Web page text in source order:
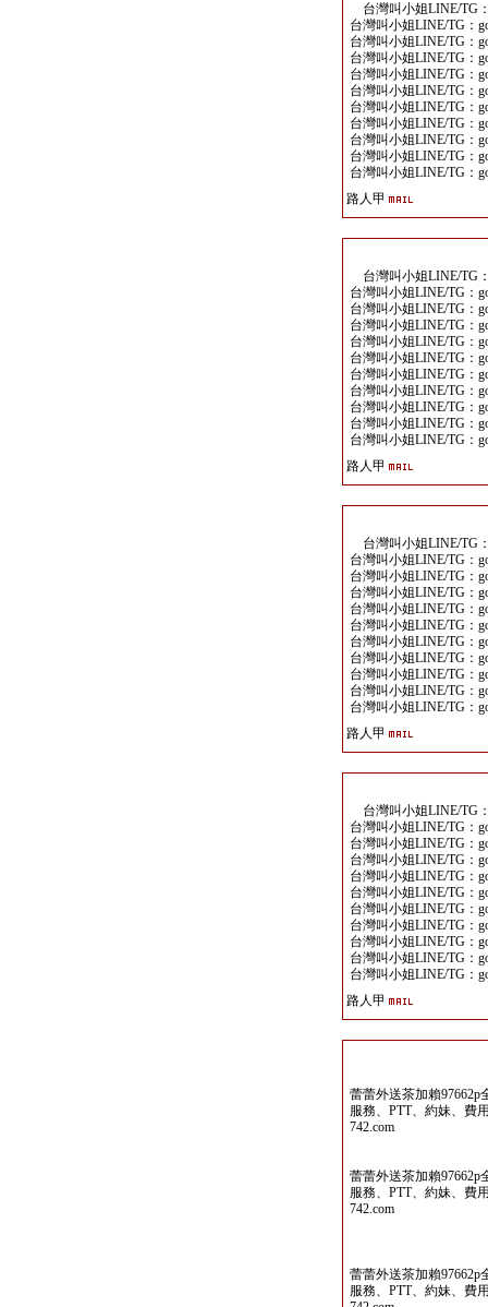
台灣叫小姐LINE/TG
台灣叫小姐LINE/TG：
台灣叫小姐LINE/TG：
台灣叫小姐LINE/TG：
台灣叫小姐LINE/TG：
台灣叫小姐LINE/TG：
台灣叫小姐LINE/TG：
台灣叫小姐LINE/TG：
台灣叫小姐LINE/TG：
台灣叫小姐LINE/TG：
台灣叫小姐LINE/TG：
路人甲
台灣叫小姐LINE/TG
台灣叫小姐LINE/TG：
台灣叫小姐LINE/TG：
台灣叫小姐LINE/TG：
台灣叫小姐LINE/TG：
台灣叫小姐LINE/TG：
台灣叫小姐LINE/TG：
台灣叫小姐LINE/TG：
台灣叫小姐LINE/TG：
台灣叫小姐LINE/TG：
台灣叫小姐LINE/TG：
路人甲
台灣叫小姐LINE/TG
台灣叫小姐LINE/TG：
台灣叫小姐LINE/TG：
台灣叫小姐LINE/TG：
台灣叫小姐LINE/TG：
台灣叫小姐LINE/TG：
台灣叫小姐LINE/TG：
台灣叫小姐LINE/TG：
台灣叫小姐LINE/TG：
台灣叫小姐LINE/TG：
台灣叫小姐LINE/TG：
路人甲
台灣叫小姐LINE/TG
台灣叫小姐LINE/TG：
台灣叫小姐LINE/TG：
台灣叫小姐LINE/TG：
台灣叫小姐LINE/TG：
台灣叫小姐LINE/TG：
台灣叫小姐LINE/TG：
台灣叫小姐LINE/TG：
台灣叫小姐LINE/TG：
台灣叫小姐LINE/TG：
台灣叫小姐LINE/TG：
路人甲
蕾蕾外送茶加賴
服務、PTT、約妹、費
742.com
蕾蕾外送茶加賴
服務、PTT、約妹、費
742.com
蕾蕾外送茶加賴
服務、PTT、約妹、費